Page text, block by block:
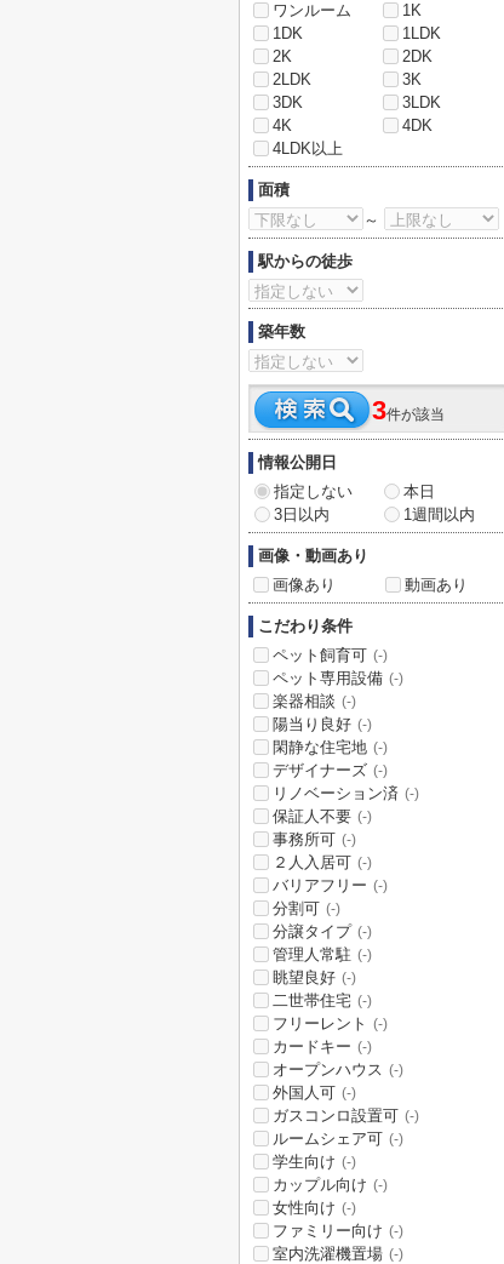
ワンルーム
1K
1DK
1LDK
2K
2DK
2LDK
3K
3DK
3LDK
4K
4DK
4LDK以上
面積
～
駅からの徒歩
築年数
3件が該当
情報公開日
指定しない
本日
3日以内
1週間以内
画像・動画あり
画像あり
動画あり
こだわり条件
ペット飼育可 (-)
ペット専用設備 (-)
楽器相談 (-)
陽当り良好 (-)
閑静な住宅地 (-)
デザイナーズ (-)
リノベーション済 (-)
保証人不要 (-)
事務所可 (-)
２人入居可 (-)
バリアフリー (-)
分割可 (-)
分譲タイプ (-)
管理人常駐 (-)
眺望良好 (-)
二世帯住宅 (-)
フリーレント (-)
カードキー (-)
オープンハウス (-)
外国人可 (-)
ガスコンロ設置可 (-)
ルームシェア可 (-)
学生向け (-)
カップル向け (-)
女性向け (-)
ファミリー向け (-)
室内洗濯機置場 (-)